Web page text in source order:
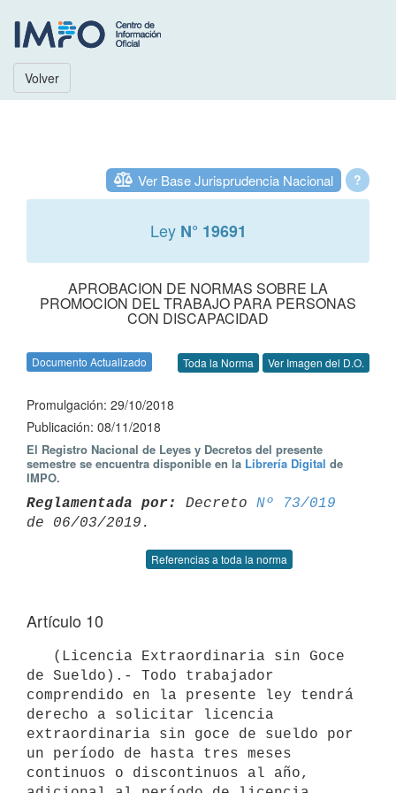
Volver
?
Ver Base Jurisprudencia Nacional
Ley N° 19691
APROBACION DE NORMAS SOBRE LA
PROMOCION DEL TRABAJO PARA PERSONAS
CON DISCAPACIDAD
Documento Actualizado Toda la Norma Ver Imagen del D.O.
Promulgación: 29/10/2018
Publicación: 08/11/2018
El Registro Nacional de Leyes y Decretos del presente
semestre se encuentra disponible en la Librería Digital de
IMPO.
Reglamentada por: Decreto Nº 73/019
Referencias a toda la norma
Artículo 10
de Sueldo).- Todo trabajador
comprendido en la presente ley tendrá
derecho a solicitar licencia
extraordinaria sin goce de sueldo por
un período de hasta tres meses
continuos o discontinuos al año,